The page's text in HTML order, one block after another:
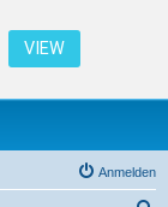
VIEW
Anmelden